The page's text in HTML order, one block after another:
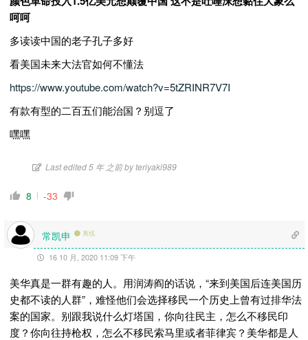
呵呵
多读读中国的老子孔子多好
看美国未来大法官如何不懂法
https://www.youtube.com/watch?v=5tZRINR7V7I
有款有型的二百五们能治国？别逗了
嘿嘿
Last edited 5 年 之前 by teriyaki989
8 -33
常凯申 离线
16 10 月, 2020 11:09 下午
美华真是一群有趣的人。用润涛阎的话说，“来到美国后连美国历
史都不读的人群”，难怪他们会选择移民一个历史上曾有过排华法
案的国家。别跟我说什么灯塔国，你向往民主，怎么不移民印
度？你向往持枪权，怎么不移民索马里或者菲律宾？美华都是人